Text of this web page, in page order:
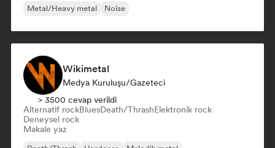
Metal/Heavy metal
Noise
Wikimetal
Medya Kuruluşu/Gazeteci
> 3500 cevap verildi
Alternatif rockBluesDeath/ThrashElektronik rock
Deneysel rock
Makale yaz